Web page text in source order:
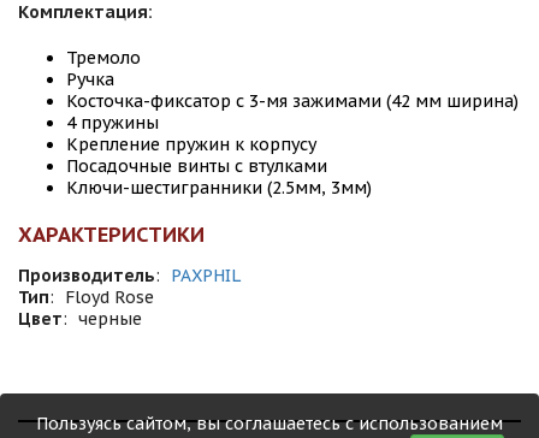
Комплектация:
Тремоло
Ручка
Косточка-фиксатор с 3-мя зажимами (42 мм ширина)
4 пружины
Крепление пружин к корпусу
Посадочные винты с втулками
Ключи-шестигранники (2.5мм, 3мм)
ХАРАКТЕРИСТИКИ
Производитель:
PAXPHIL
Тип:
Floyd Rose
Цвет: черные
Пользуясь сайтом, вы соглашаетесь с использованием